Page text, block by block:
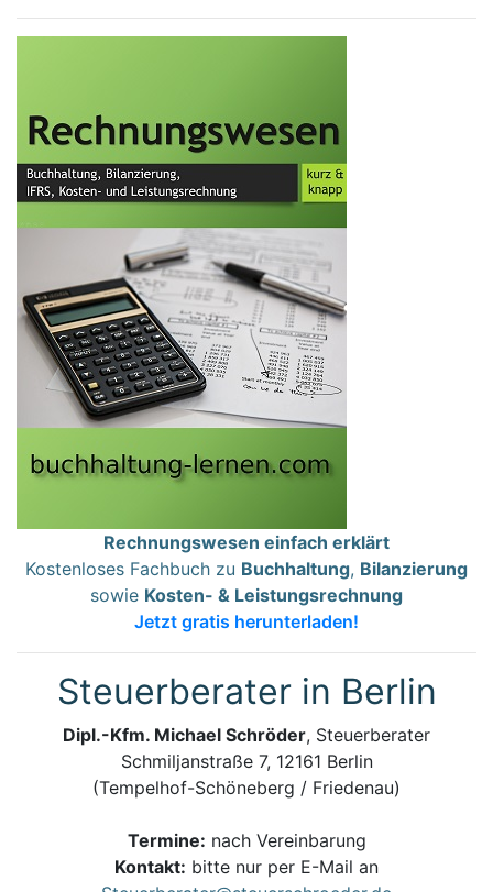
Rechnungswesen einfach erklärt
Kostenloses Fachbuch zu Buchhaltung, Bilanzierung
sowie Kosten- & Leistungsrechnung
Jetzt gratis herunterladen!
Steuerberater in Berlin
Dipl.-Kfm. Michael Schröder, Steuerberater
Schmiljanstraße 7, 12161 Berlin
(Tempelhof-Schöneberg / Friedenau)
Termine: nach Vereinbarung
Kontakt: bitte nur per E-Mail an